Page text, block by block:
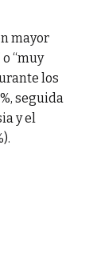
mayor
“muy
los
seguida
y el